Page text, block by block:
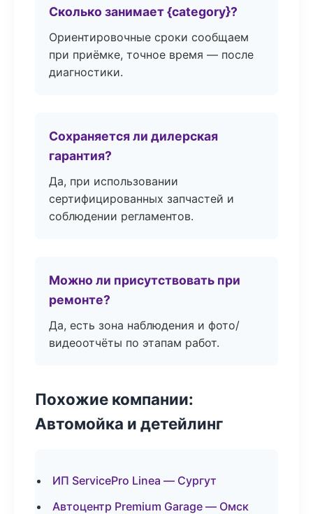
Сколько занимает {category}?
Ориентировочные сроки сообщаем
при приёмке, точное время — после
диагностики.
Сохраняется ли дилерская
гарантия?
Да, при использовании
сертифицированных запчастей и
соблюдении регламентов.
Можно ли присутствовать при
ремонте?
Да, есть зона наблюдения и фото/
видеоотчёты по этапам работ.
Похожие компании:
Автомойка и детейлинг
ИП ServicePro Linea — Сургут
Автоцентр Premium Garage — Омск